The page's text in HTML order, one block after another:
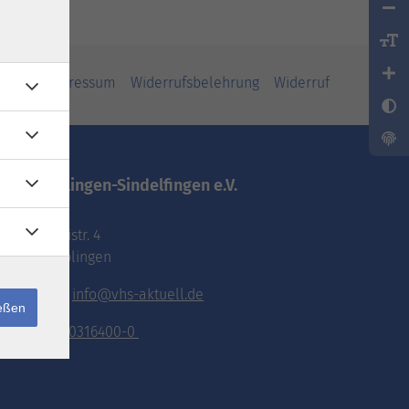
Impressum Widerrufsbelehrung Widerruf
vhs.Böblingen-Sindelfingen e.V.
Pestalozzistr. 4
71032 Böblingen
E-Mail: info@vhs-aktuell.de
Tel.: 070316400-0